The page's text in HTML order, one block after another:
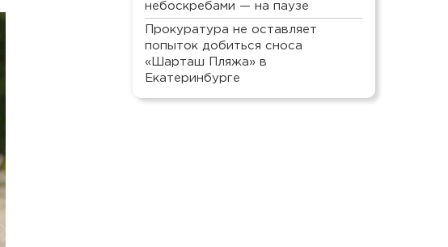
небоскребами — на паузе
Прокуратура не оставляет
попыток добиться сноса
«Шарташ Пляжа» в
Екатеринбурге